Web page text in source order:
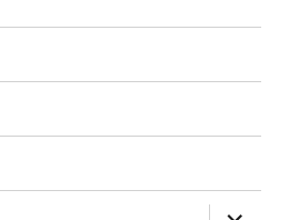
laienda